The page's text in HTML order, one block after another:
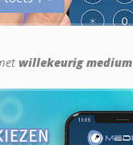
willekeurig medium